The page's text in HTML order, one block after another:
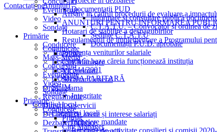
Documentații PUD
Informare și consultare publică
C.T.A.T.U. – Convocator și ordinea de zi
Ședințe C.T.A.T.U
Documentații P.U.D. aprobate
Transparența veniturilor salariale
Legislația în baza căreia funcționează instituția
Legea 544/2001
COMISIA PARITARĂ
SCIM
Integritate
Consiliul local
Consilieri locali
Incheiere mandate
Rapoarte de activitate consilieri si comisii
Contactați-ne
Evenimente
Video
Sondaje
Primărie
Conducere
Primar
City Manager
Viceprimari
Secretar General
Organigrama
Regulamente
Direcții și servicii
Declarații de avere și interese salariați
Dezbateri publice
Anunțuri
Afișare în cadrul procedurii de evaluare a
ANUNȚURI PENTRU INFORMAREA
Hotarari de stabilire a despagubirilor
Regulamentul de implementare a Programului
Comunicate
Mass-Media
Concursuri
Evenimente
Video
Sondaje
Primărie
Conducere
Primar
City Manager